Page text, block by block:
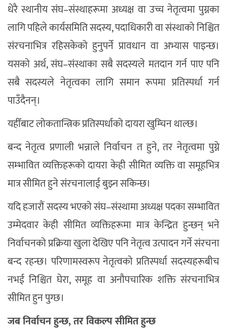
धेरै स्थानीय संघ–संस्थाहरूमा अध्यक्ष वा उच्च नेतृत्वमा पुग्नका
लागि पहिले कार्यसमिति सदस्य, पदाधिकारी वा संस्थाको निश्चित
संरचनाभित्र रहिसकेको हुनुपर्ने प्रावधान वा अभ्यास पाइन्छ।
यसको अर्थ, संघ–संस्थाका सबै सदस्यले मतदान गर्न पाए पनि
सबै सदस्यले नेतृत्वका लागि समान रूपमा प्रतिस्पर्धा गर्न
पाउँदैनन्।
यहीँबाट लोकतान्त्रिक प्रतिस्पर्धाको दायरा खुम्चिन थाल्छ।
बन्द नेतृत्व प्रणाली भन्नाले निर्वाचन त हुने, तर नेतृत्वमा पुग्ने
सम्भावित व्यक्तिहरूको दायरा केही सीमित व्यक्ति वा समूहभित्र
मात्र सीमित हुने संरचनालाई बुझ्न सकिन्छ।
यदि हजारौं सदस्य भएको संघ–संस्थामा अध्यक्ष पदका सम्भावित
उम्मेदवार केही सीमित व्यक्तिहरूमा मात्र केन्द्रित हुन्छन् भने
निर्वाचनको प्रक्रिया खुला देखिए पनि नेतृत्व उत्पादन गर्ने संरचना
बन्द रहन्छ। परिणामस्वरूप नेतृत्वको प्रतिस्पर्धा सदस्यहरूबीच
नभई निश्चित घेरा, समूह वा अनौपचारिक शक्ति संरचनाभित्र
सीमित हुन पुग्छ।
जब निर्वाचन हुन्छ, तर विकल्प सीमित हुन्छ